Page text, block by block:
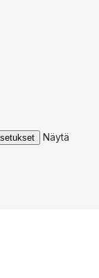
Näytä